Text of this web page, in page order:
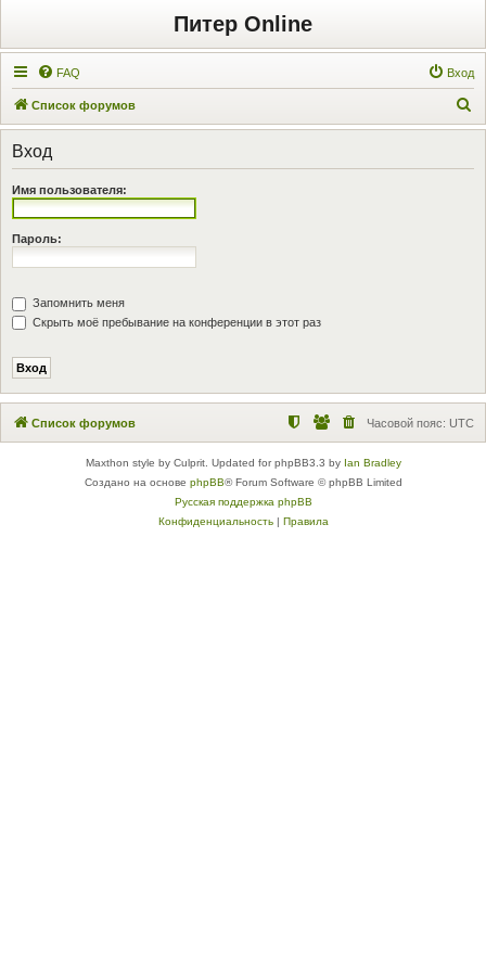
Питер Online
FAQ Вход
Список форумов
о
Вход
Имя пользователя:
Пароль:
Запомнить меня
Скрыть моё пребывание на конференции в этот раз
Список форумов Часовой пояс: UTC
Maxthon style by Culprit. Updated for phpBB3.3 by Ian Bradley
Создано на основе phpBB® Forum Software © phpBB Limited
Русская поддержка phpBB
Конфиденциальность| Правила